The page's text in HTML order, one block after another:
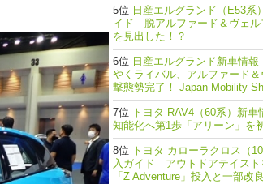
日産エルグランド（E53系
イド 脱アルファード＆ヴェル
を見出した！？
日産エルグランド新車情
やくライバル、アルファード
撃態勢完了！ Japan Mobility
トヨタ RAV4（60系）新
知能化へ第1歩「アリーン」
トヨタ カローラクロス（
入ガイド アウトドアテイスト
「Z Adventure」投入と一部改良